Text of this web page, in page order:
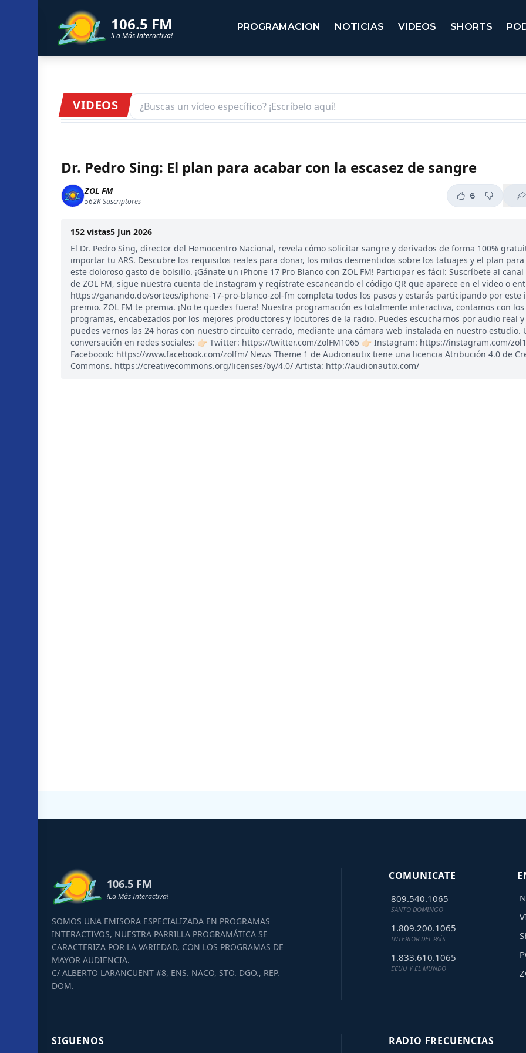
106.5 FM
!La Más Interactiva!
PROGRAMACION NOTICIAS VIDEOS SHORTS
VIDEOS
Dr. Pedro Sing: El plan para acabar con la escasez de sangre
ZOL FM
562KSuscriptores
6
152 vistas5 Jun 2026
El Dr. Pedro Sing, director del Hemocentro Nacional, revela cómo solicitar sangre y derivados de forma 100%
importar tu ARS. Descubre los requisitos reales para donar, los mitos desmentidos sobre los tatuajes y el plan
este doloroso gasto de bolsillo. ¡Gánate un iPhone 17 Pro Blanco con ZOL FM! Participar es fácil: Suscríbete al canal
de ZOL FM, sigue nuestra cuenta de Instagram y regístrate escaneando el código QR que aparece en el video o
https://ganando.do/sorteos/iphone-17-pro-blanco-zol-fm completa todos los pasos y estarás participando por este
premio. ZOL FM te premia. ¡No te quedes fuera! Nuestra programación es totalmente interactiva, contamos con
programas, encabezados por los mejores productores y locutores de la radio. Puedes escucharnos por audio real y
puedes vernos las 24 horas con nuestro circuito cerrado, mediante una cámara web instalada en nuestro estudio.
conversación en redes sociales: 👉🏻 Twitter: https://twitter.com/ZolFM1065 👉🏻 Instagram: https://instagram.com/
Faceboook: https://www.facebook.com/zolfm/ News Theme 1 de Audionautix tiene una licencia Atribución 4.0 de
Commons. https://creativecommons.org/licenses/by/4.0/ Artista: http://audionautix.com/
106.5 FM
!La Más Interactiva!
SOMOS UNA EMISORA ESPECIALIZADA EN PROGRAMAS
INTERACTIVOS, NUESTRA PARRILLA PROGRAMÁTICA SE
CARACTERIZA POR LA VARIEDAD, CON LOS PROGRAMAS DE
MAYOR AUDIENCIA.
C/ ALBERTO LARANCUENT #8, ENS. NACO, STO. DGO., REP.
DOM.
COMUNICATE
809.540.1065
SANTO DOMINGO
1.809.200.1065
INTERIOR DEL PAÍS
1.833.610.1065
EEUU Y EL MUNDO
SIGUENOS RADIO FRECUENCIAS